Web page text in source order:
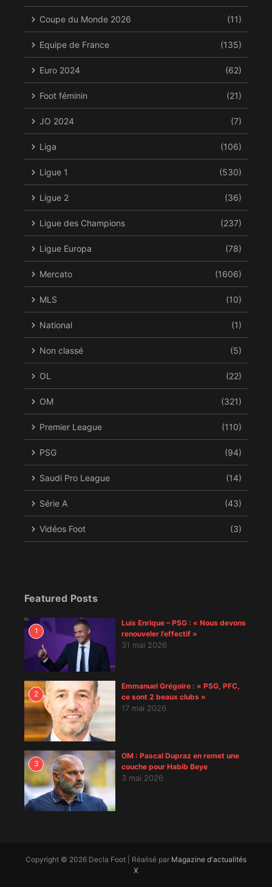
Coupe du Monde 2026 (11)
Equipe de France (135)
Euro 2024 (62)
Foot féminin (21)
JO 2024 (7)
Liga (106)
Ligue 1 (530)
Ligue 2 (36)
Ligue des Champions (237)
Ligue Europa (78)
Mercato (1606)
MLS (10)
National (1)
Non classé (5)
OL (22)
OM (321)
Premier League (110)
PSG (94)
Saudi Pro League (14)
Série A (43)
Vidéos Foot (3)
Featured Posts
1
Luis Enrique – PSG : « Nous devons
renouveler l’effectif »
31 mai 2026
2
Emmanuel Grégoire : « PSG, PFC,
ce sont 2 beaux clubs »
17 mai 2026
3
OM : Pascal Dupraz en remet une
couche pour Habib Beye
3 mai 2026
Copyright © 2026 Decla Foot | Réalisé par Magazine d'actualités
X